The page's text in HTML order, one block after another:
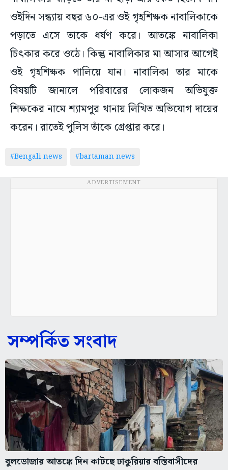
ওইদিন সন্ধ্যায় বছর ৬০-এর ওই গৃহশিক্ষক নাবালিকাকে
পড়াতে এসে তাকে ধর্ষণ করে। আতঙ্কে নাবালিকা
চিৎকার করে ওঠে। কিন্তু নাবালিকার মা আসার আগেই
ওই গৃহশিক্ষক পালিয়ে যান। নাবালিকা তার মাকে
বিষয়টি জানালে পরিবারের লোকজন অভিযুক্ত
শিক্ষকের নামে শ্যামপুর থানায় লিখিত অভিযোগ দায়ের
করেন। রাতেই পুলিস তাঁকে গ্রেপ্তার করে।
#Bengali news #bartaman news
ADVERTISEMENT
সম্পর্কিত সংবাদ
বুলডোজার আতঙ্কে দিন কাটছে ঢাকুরিয়ার বস্তিবাসীদের